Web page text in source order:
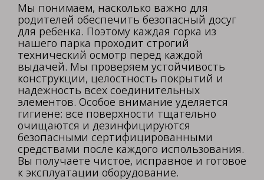
Мы понимаем, насколько важно для
родителей обеспечить безопасный досуг
для ребенка. Поэтому каждая горка из
нашего парка проходит строгий
технический осмотр перед каждой
выдачей. Мы проверяем устойчивость
конструкции, целостность покрытий и
надежность всех соединительных
элементов. Особое внимание уделяется
гигиене: все поверхности тщательно
очищаются и дезинфицируются
безопасными сертифицированными
средствами после каждого использования.
Вы получаете чистое, исправное и готовое
к эксплуатации оборудование.